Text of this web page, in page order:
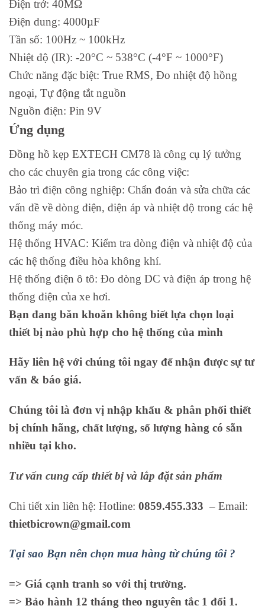
Điện trở: 40MΩ
Điện dung: 4000µF
Tần số: 100Hz ~ 100kHz
Nhiệt độ (IR): -20°C ~ 538°C (-4°F ~ 1000°F)
Chức năng đặc biệt: True RMS, Đo nhiệt độ hồng
ngoại, Tự động tắt nguồn
Nguồn điện: Pin 9V
Ứng dụng
Đồng hồ kẹp EXTECH CM78 là công cụ lý tưởng
cho các chuyên gia trong các công việc:
Bảo trì điện công nghiệp: Chẩn đoán và sửa chữa các
vấn đề về dòng điện, điện áp và nhiệt độ trong các hệ
thống máy móc.
Hệ thống HVAC: Kiểm tra dòng điện và nhiệt độ của
các hệ thống điều hòa không khí.
Hệ thống điện ô tô: Đo dòng DC và điện áp trong hệ
thống điện của xe hơi.
Bạn đang băn khoăn không biết lựa chọn loại
thiết bị nào phù hợp cho hệ thống của mình
Hãy liên hệ với chúng tôi ngay để nhận được sự tư
vấn & báo giá.
Chúng tôi là đơn vị nhập khẩu & phân phối thiết
bị chính hãng, chất lượng, số lượng hàng có sẵn
nhiều tại kho.
Tư vấn cung cấp thiết bị và lắp đặt sản phẩm
Chi tiết xin liên hệ: Hotline: 0859.455.333 – Email:
thietbicrown@gmail.com
Tại sao Bạn nên chọn mua hàng từ chúng tôi ?
=> Giá cạnh tranh so với thị trường.
=> Bảo hành 12 tháng theo nguyên tắc 1 đổi 1.